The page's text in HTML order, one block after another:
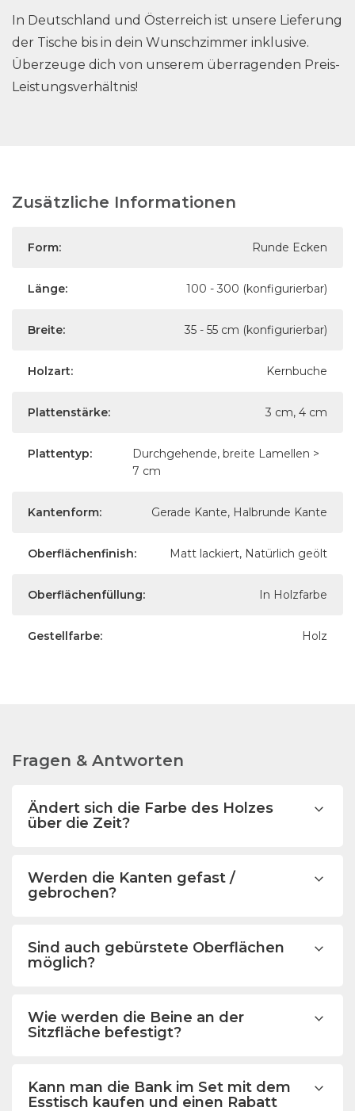
In Deutschland und Österreich ist unsere Lieferung
der Tische bis in dein Wunschzimmer inklusive.
Überzeuge dich von unserem überragenden Preis-
Leistungsverhältnis!
Zusätzliche Informationen
Form: Runde Ecken
Länge: 100 - 300 (konfigurierbar)
Breite: 35 - 55 cm (konfigurierbar)
Holzart: Kernbuche
Plattenstärke: 3 cm, 4 cm
Plattentyp:
Durchgehende, breite Lamellen >
7 cm
Kantenform: Gerade Kante, Halbrunde Kante
Oberflächenfinish: Matt lackiert, Natürlich geölt
Oberflächenfüllung: In Holzfarbe
Gestellfarbe: Holz
Fragen & Antworten
Ändert sich die Farbe des Holzes
über die Zeit?
Werden die Kanten gefast /
gebrochen?
Sind auch gebürstete Oberflächen
möglich?
Wie werden die Beine an der
Sitzfläche befestigt?
Kann man die Bank im Set mit dem
Esstisch kaufen und einen Rabatt